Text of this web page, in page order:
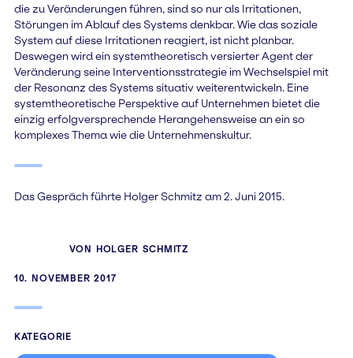
VON HOLGER SCHMITZ
10. NOVEMBER 2017
KATEGORIE
die zu Veränderungen führen, sind so nur als Irritationen,
Störungen im Ablauf des Systems denkbar. Wie das soziale
System auf diese Irritationen reagiert, ist nicht planbar.
Deswegen wird ein systemtheoretisch versierter Agent der
Veränderung seine Interventionsstrategie im Wechselspiel mit
der Resonanz des Systems situativ weiterentwickeln. Eine
systemtheoretische Perspektive auf Unternehmen bietet die
einzig erfolgversprechende Herangehensweise an ein so
komplexes Thema wie die Unternehmenskultur.
Das Gespräch führte Holger Schmitz am 2. Juni 2015.